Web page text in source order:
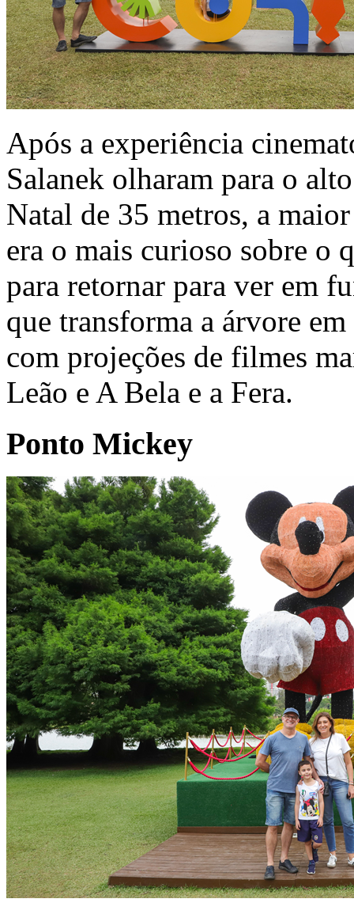
Após a experiência
Salanek olharam para o
Natal de 35 metros, a
era o mais curioso sobre o
para retornar para ver em
que transforma a árvore
com projeções de filmes
Leão e A Bela e a Fera.
Ponto Mickey